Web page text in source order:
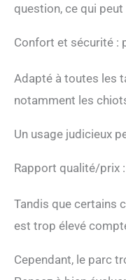
question, ce qui
Confort et sécurité :
Adapté à toutes les
notamment les
Un usage judicieux
Rapport qualité/prix
Tandis que certains
est trop élevé
Cependant, le parc